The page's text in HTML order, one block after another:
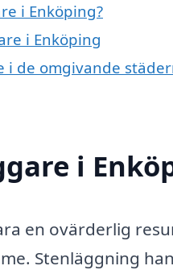
i Enköping?
i Enköping
i de omgivande
i
en ovärderlig
Stenläggning